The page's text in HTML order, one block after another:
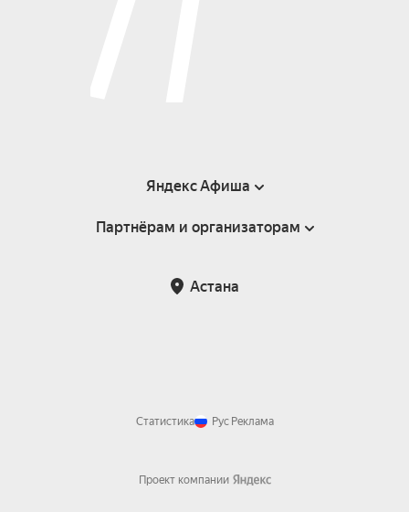
Яндекс Афиша
Справка
Возврат билетов
Партнёрам и организаторам
Астана
Статистика Рус Реклама
Проект компании